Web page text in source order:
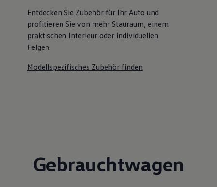
Entdecken Sie Zubehör für Ihr Auto und
profitieren Sie von mehr Stauraum, einem
praktischen Interieur oder individuellen
Felgen.
Modellspezifisches Zubehör finden
Gebrauchtwagen